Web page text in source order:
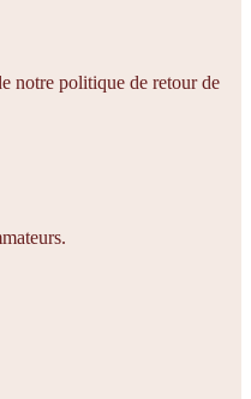
notre politique de retour de